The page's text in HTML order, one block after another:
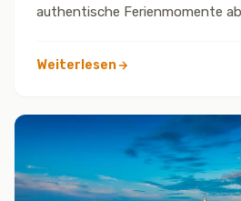
authentische Ferienmomente
Weiterlesen